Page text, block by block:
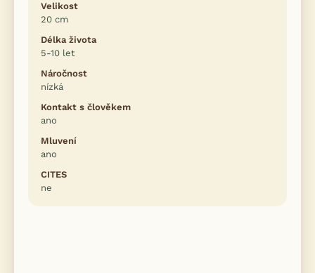
Velikost
20 cm
Délka života
5-10 let
Náročnost
nízká
Kontakt s člověkem
ano
Mluvení
ano
CITES
ne